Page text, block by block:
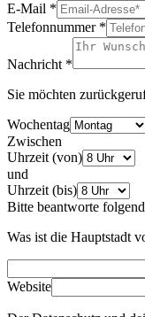
E-Mail *
Telefonnummer *
Nachricht *
Sie möchten
Wochentag
Zwischen
Uhrzeit (von)
und
Uhrzeit (bis)
Bitte beantworte
Was ist die Hauptstadt
Website